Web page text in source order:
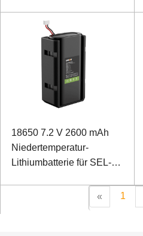
18650 7.2 V 2600 mAh
Niedertemperatur-
Lithiumbatterie für SEL-
«
1